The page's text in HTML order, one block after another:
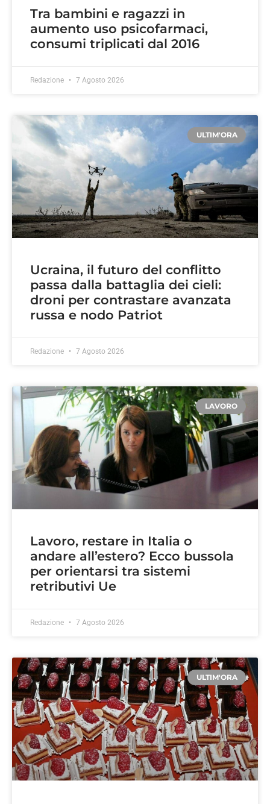
Tra bambini e ragazzi in
aumento uso psicofarmaci,
consumi triplicati dal 2016
Redazione 7 Agosto 2026
ULTIM'ORA
Ucraina, il futuro del conflitto
passa dalla battaglia dei cieli:
droni per contrastare avanzata
russa e nodo Patriot
Redazione 7 Agosto 2026
LAVORO
Lavoro, restare in Italia o
andare all’estero? Ecco bussola
per orientarsi tra sistemi
retributivi Ue
Redazione 7 Agosto 2026
ULTIM'ORA